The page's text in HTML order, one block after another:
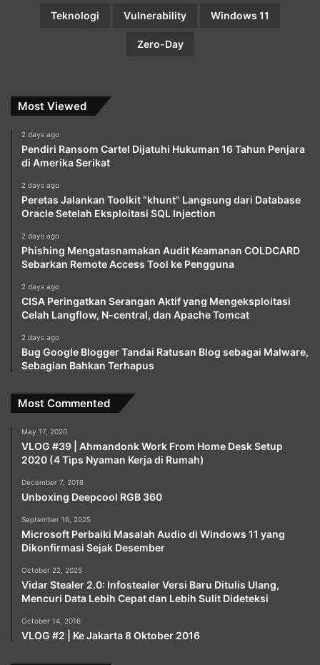
Teknologi Vulnerability Windows 11
Zero-Day
Most Viewed
2 days ago
Pendiri Ransom Cartel Dijatuhi Hukuman 16 Tahun Penjara
di Amerika Serikat
2 days ago
Peretas Jalankan Toolkit “khunt” Langsung dari Database
Oracle Setelah Eksploitasi SQL Injection
2 days ago
Phishing Mengatasnamakan Audit Keamanan COLDCARD
Sebarkan Remote Access Tool ke Pengguna
2 days ago
CISA Peringatkan Serangan Aktif yang Mengeksploitasi
Celah Langflow, N-central, dan Apache Tomcat
2 days ago
Bug Google Blogger Tandai Ratusan Blog sebagai Malware,
Sebagian Bahkan Terhapus
Most Commented
May 17, 2020
VLOG #39 | Ahmandonk Work From Home Desk Setup
2020 (4 Tips Nyaman Kerja di Rumah)
December 7, 2016
Unboxing Deepcool RGB 360
September 16, 2025
Microsoft Perbaiki Masalah Audio di Windows 11 yang
Dikonfirmasi Sejak Desember
October 22, 2025
Vidar Stealer 2.0: Infostealer Versi Baru Ditulis Ulang,
Mencuri Data Lebih Cepat dan Lebih Sulit Dideteksi
October 14, 2016
VLOG #2 | Ke Jakarta 8 Oktober 2016